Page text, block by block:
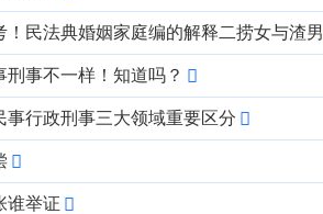
！民法典婚姻家庭编的解释二捞女与渣男
刑事不一样！知道吗？
事行政刑事三大领域重要区分
谁举证